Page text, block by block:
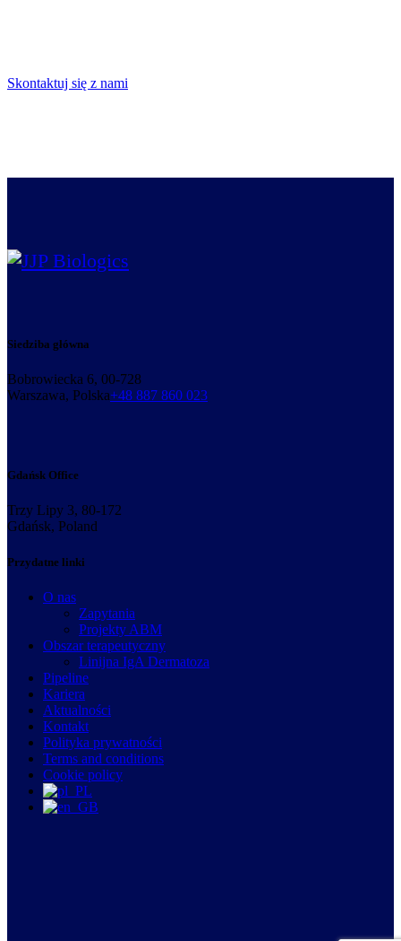
Skontaktuj się z nami
Siedziba główna
Bobrowiecka 6, 00-728
Warszawa, Polska+48 887 860 023
Gdańsk Office
Trzy Lipy 3, 80-172
Gdańsk, Poland
Przydatne linki
O nas
Zapytania
Projekty ABM
Obszar terapeutyczny
Linijna IgA Dermatoza
Pipeline
Kariera
Aktualności
Kontakt
Polityka prywatności
Terms and conditions
Cookie policy